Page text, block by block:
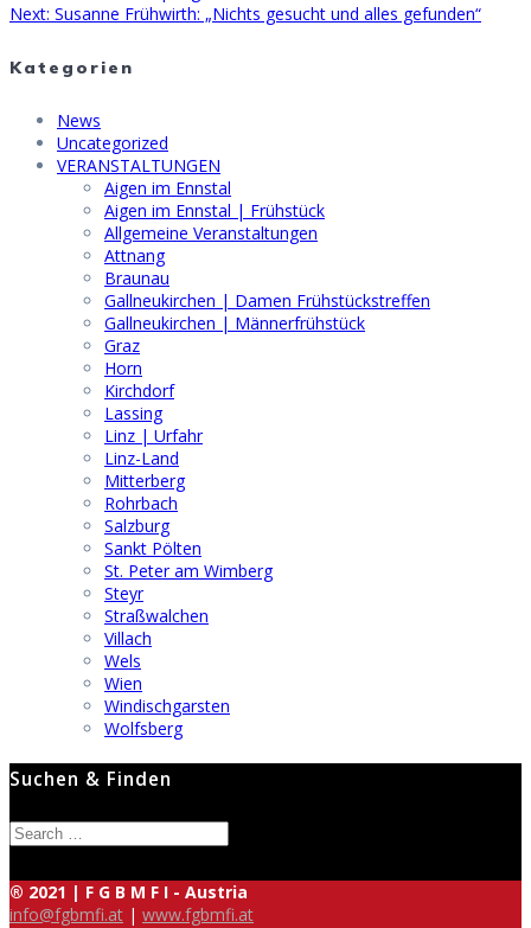
post:
Next: Next
Susanne Frühwirth: „Nichts gesucht und alles gefunden“
Kategorien
News
Uncategorized
VERANSTALTUNGEN
Aigen im Ennstal
Aigen im Ennstal | Frühstück
Allgemeine Veranstaltungen
Attnang
Braunau
Gallneukirchen | Damen Frühstückstreffen
Gallneukirchen | Männerfrühstück
Graz
Horn
Kirchdorf
Lassing
Linz | Urfahr
Linz-Land
Mitterberg
Rohrbach
Salzburg
Sankt Pölten
St. Peter am Wimberg
Steyr
Straßwalchen
Villach
Wels
Wien
Windischgarsten
Wolfsberg
Suchen & Finden
Search
for:
® 2021 | F G B M F I - Austria
info@fgbmfi.at | www.fgbmfi.at